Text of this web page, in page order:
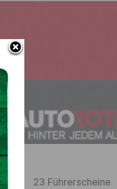
23 Führerscheine